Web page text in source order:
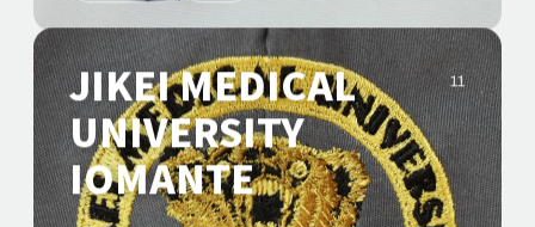
JIKEI MEDICAL
UNIVERSITY
IOMANTE
11